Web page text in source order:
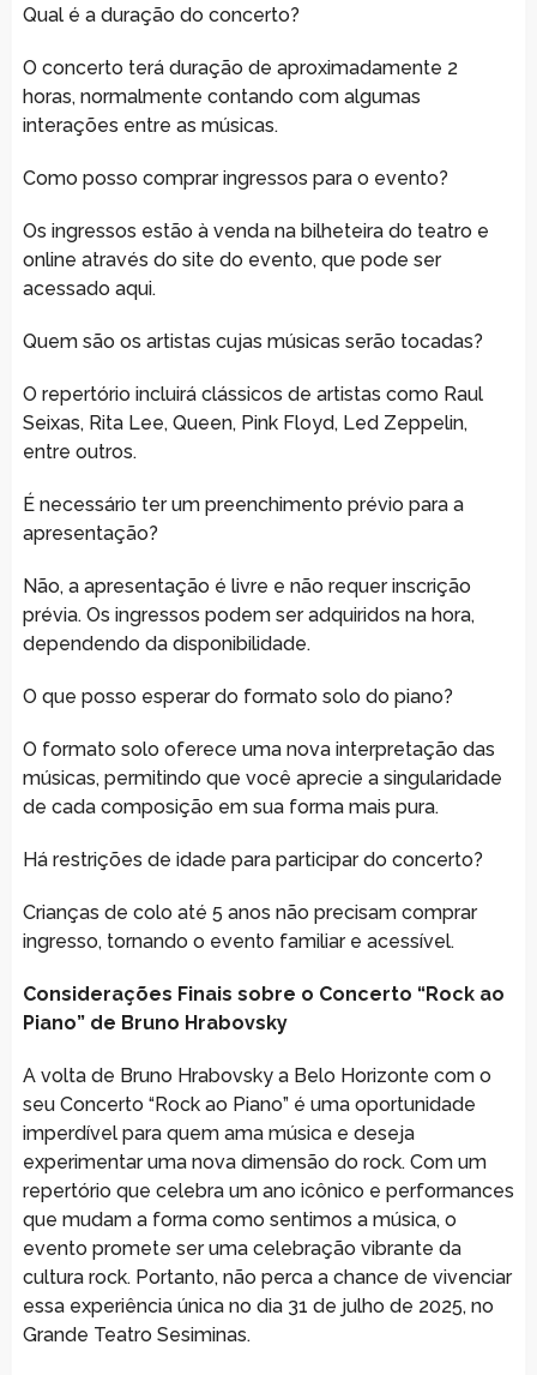
Qual é a duração do concerto?
O concerto terá duração de aproximadamente 2
horas, normalmente contando com algumas
interações entre as músicas.
Como posso comprar ingressos para o evento?
Os ingressos estão à venda na bilheteira do teatro e
online através do site do evento, que pode ser
acessado aqui.
Quem são os artistas cujas músicas serão tocadas?
O repertório incluirá clássicos de artistas como Raul
Seixas, Rita Lee, Queen, Pink Floyd, Led Zeppelin,
entre outros.
É necessário ter um preenchimento prévio para a
apresentação?
Não, a apresentação é livre e não requer inscrição
prévia. Os ingressos podem ser adquiridos na hora,
dependendo da disponibilidade.
O que posso esperar do formato solo do piano?
O formato solo oferece uma nova interpretação das
músicas, permitindo que você aprecie a singularidade
de cada composição em sua forma mais pura.
Há restrições de idade para participar do concerto?
Crianças de colo até 5 anos não precisam comprar
ingresso, tornando o evento familiar e acessível.
Considerações Finais sobre o Concerto “Rock ao
Piano” de Bruno Hrabovsky
A volta de Bruno Hrabovsky a Belo Horizonte com o
seu Concerto “Rock ao Piano” é uma oportunidade
imperdível para quem ama música e deseja
experimentar uma nova dimensão do rock. Com um
repertório que celebra um ano icônico e performances
que mudam a forma como sentimos a música, o
evento promete ser uma celebração vibrante da
cultura rock. Portanto, não perca a chance de vivenciar
essa experiência única no dia 31 de julho de 2025, no
Grande Teatro Sesiminas.